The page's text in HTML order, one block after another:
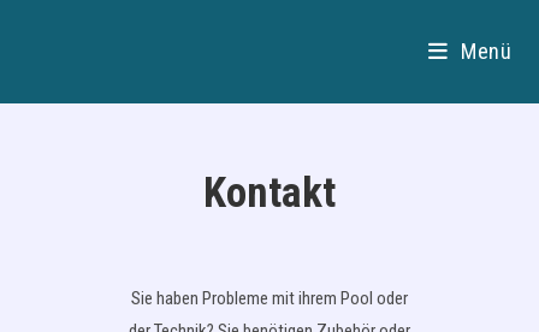
Menü
Kontakt
Sie haben Probleme mit ihrem Pool oder